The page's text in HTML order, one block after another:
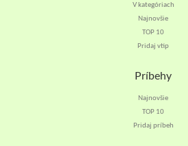
V kategóriach
Najnovšie
TOP 10
Pridaj vtip
Príbehy
Najnovšie
TOP 10
Pridaj príbeh